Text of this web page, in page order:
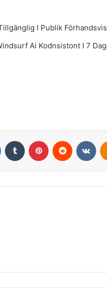
I Publik
Ai Kodnsistont I 7
LinkedIn Tumblr Pinterest Reddit